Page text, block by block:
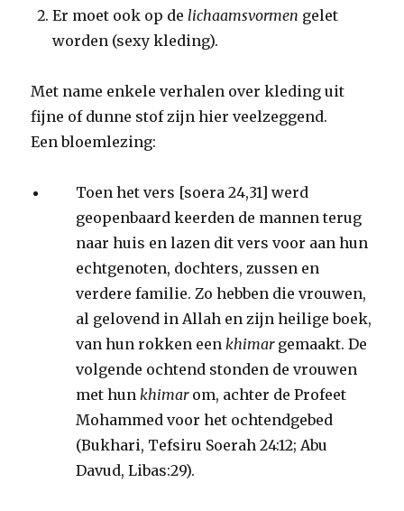
Er moet ook op delichaamsvormen gelet
worden (sexy kleding).
Met name enkele verhalen over kleding uit
fijne of dunne stof zijn hier veelzeggend.
Eenbloemlezing:
Toen het vers [soera 24,31] werd
geopenbaard keerden de mannen terug
naar huis en lazen dit vers voor aan hun
echtgenoten, dochters, zussen en
verdere familie. Zo hebben die vrouwen,
al gelovend in Allah en zijn heilige boek,
van hun rokken een khimar gemaakt. De
volgende ochtend stonden de vrouwen
met hunkhimar om, achter de Profeet
Mohammed voor het ochtendgebed
(Bukhari, Tefsiru Soerah 24:12; Abu
Davud, Libas:29).